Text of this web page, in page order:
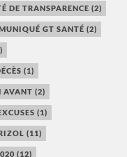
DE TRANSPARENCE (2)
GT SANTÉ (2)
(1)
AVANT (2)
(1)
(11)
(12)